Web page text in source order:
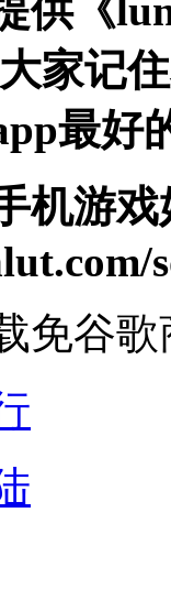
供《
家记
最好
机游
免谷歌